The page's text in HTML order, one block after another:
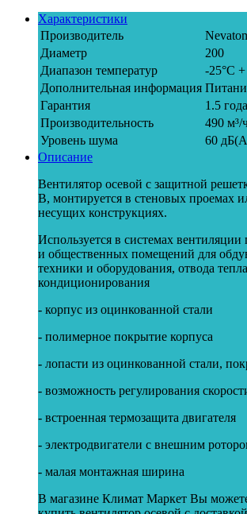
Характеристики
Производитель
Диаметр
200
Диапазон температур
-25°C
Дополнительная информация
Гарантия
1.5 года
Производительность
490 м³/
Уровень шума
60
Описание
Вентилятор осевой с защитной
В, монтируется в стеновых проемах
несущих конструкциях.
Используется в системах
и общественных помещений для
техники и оборудования, отвода
кондиционирования
- корпус из оцинкованной стали
- полимерное покрытие корпуса
- лопасти из оцинкованной стали,
- возможность регулирования
- встроенная термозащита двигателя
- электродвигатели с внешним
- малая монтажная ширина
В магазине Климат Маркет Вы